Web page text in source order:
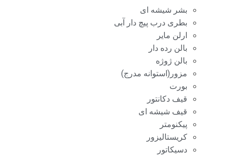
بشر شیشه ای
بطری درب پیچ دار آبی
ارلن مایر
بالن رده دار
بالن ژوژه
مزور(استوانه مدرج)
بورت
قیف دکانتور
قیف شیشه ای
پیکنومتر
کریستالیزور
دسیکاتور